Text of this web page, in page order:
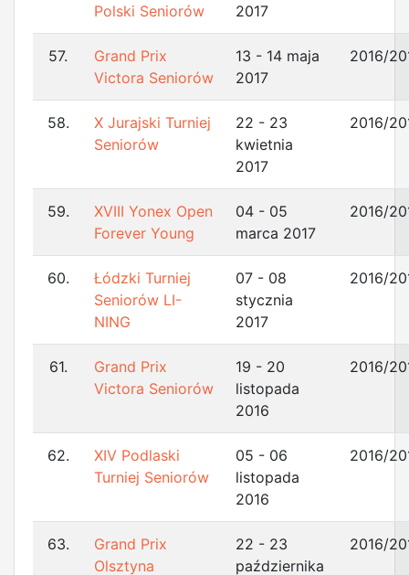
Polski Seniorów
2017
57.
Grand Prix
Victora Seniorów
13 - 14 maja
2017
2016/
58.
X Jurajski Turniej
Seniorów
22 - 23
kwietnia
2017
2016/
59.
XVIII Yonex Open
Forever Young
04 - 05
marca 2017
2016/
60.
Łódzki Turniej
Seniorów LI-
NING
07 - 08
stycznia
2017
2016/
61.
Grand Prix
Victora Seniorów
19 - 20
listopada
2016
2016/
62.
XIV Podlaski
Turniej Seniorów
05 - 06
listopada
2016
2016/
63.
Grand Prix
Olsztyna
22 - 23
października
2016/